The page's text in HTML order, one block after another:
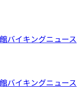
バイキングニュース
バイキングニュース